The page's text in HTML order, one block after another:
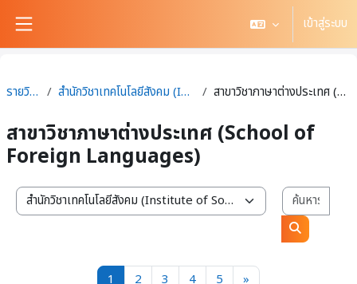
เข้าสู่ระบบ
รายวิชาทั้งหมด สำนักวิชาเทคโนโลยีสังคม (Institute of Social Technology) สาขาวิชาภาษาต่างประเทศ (School of Foreign Languages)
สาขาวิชาภาษาต่างประเทศ (School of
Foreign Languages)
สาขาวิชา / สำนักวิชา
ค้นหารายวิช
1
หน้า 1
2 หน้า 2
3 หน้า 3
4หน้า 4
5 หน้า 5
»